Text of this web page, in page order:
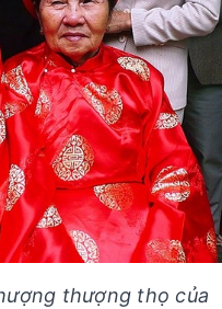
thượng thọ của